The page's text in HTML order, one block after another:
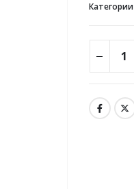
Категории